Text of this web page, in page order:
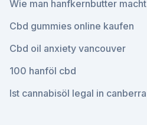
Wie man hanfkernbutter macht
Cbd gummies online kaufen
Cbd oil anxiety vancouver
100 hanföl cbd
Ist cannabisöl legal in canberra